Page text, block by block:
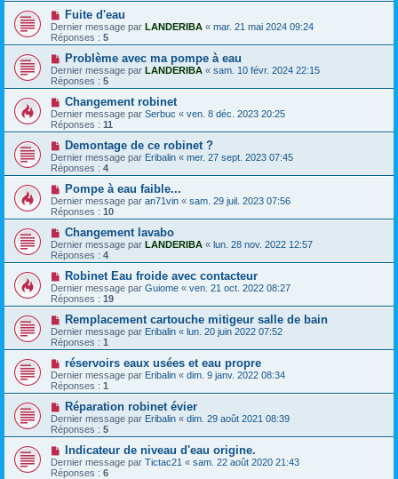
Fuite d'eau
Dernier message par LANDERIBA « mar. 21 mai 2024 09:24
Réponses : 5
Problème avec ma pompe à eau
Dernier message par LANDERIBA « sam. 10 févr. 2024 22:15
Réponses : 5
Changement robinet
Dernier message par Serbuc « ven. 8 déc. 2023 20:25
Réponses : 11
Demontage de ce robinet ?
Dernier message par Eribalin « mer. 27 sept. 2023 07:45
Réponses : 4
Pompe à eau faible...
Dernier message par an71vin « sam. 29 juil. 2023 07:56
Réponses : 10
Changement lavabo
Dernier message par LANDERIBA « lun. 28 nov. 2022 12:57
Réponses : 4
Robinet Eau froide avec contacteur
Dernier message par Guiome « ven. 21 oct. 2022 08:27
Réponses : 19
Remplacement cartouche mitigeur salle de bain
Dernier message par Eribalin « lun. 20 juin 2022 07:52
Réponses : 1
réservoirs eaux usées et eau propre
Dernier message par Eribalin « dim. 9 janv. 2022 08:34
Réponses : 1
Réparation robinet évier
Dernier message par Eribalin « dim. 29 août 2021 08:39
Réponses : 5
Indicateur de niveau d'eau origine.
Dernier message par Tictac21 « sam. 22 août 2020 21:43
Réponses : 6